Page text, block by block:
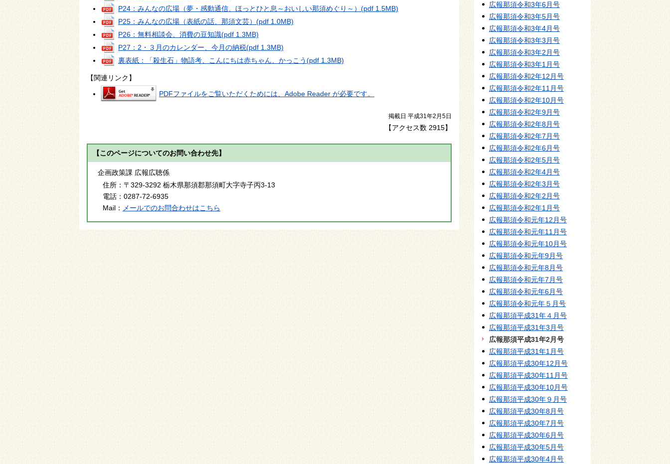
P24：みんなの広場（夢・感動通信、ほっとひと息～おいしい那須めぐり～） (pdf 1.5MB)
P25：みんなの広場（表紙の話、那須文芸） (pdf 1.0MB)
P26：無料相談会、消費の豆知識(pdf 1.3MB)
P27：2・３月のカレンダー、今月の納税(pdf 1.3MB)
裏表紙：「殺生石」物語考、こんにちは赤ちゃん、かっこう(pdf 1.3MB)
【関連リンク】
PDFファイルをご覧いただくためには、Adobe Reader が必要です。
掲載日 平成31年2月5日
【アクセス数 2915】
【このページについてのお問い合わせ先】
企画政策課 広報広聴係
住所： 〒329-3292 栃木県那須郡那須町大字寺子丙3-13
電話： 0287-72-6935
Mail：
メールでのお問合わせはこちら
広報那須令和3年6月号
広報那須令和3年5月号
広報那須令和3年4月号
広報那須令和3年3月号
広報那須令和3年2月号
広報那須令和3年1月号
広報那須令和2年12月号
広報那須令和2年11月号
広報那須令和2年10月号
広報那須令和2年9月号
広報那須令和2年8月号
広報那須令和2年7月号
広報那須令和2年6月号
広報那須令和2年5月号
広報那須令和2年4月号
広報那須令和2年3月号
広報那須令和2年2月号
広報那須令和2年1月号
広報那須令和元年12月号
広報那須令和元年11月号
広報那須令和元年10月号
広報那須令和元年9月号
広報那須令和元年8月号
広報那須令和元年7月号
広報那須令和元年6月号
広報那須令和元年５月号
広報那須平成31年４月号
広報那須平成31年3月号
広報那須平成31年2月号
広報那須平成31年1月号
広報那須平成30年12月号
広報那須平成30年11月号
広報那須平成30年10月号
広報那須平成30年９月号
広報那須平成30年8月号
広報那須平成30年7月号
広報那須平成30年6月号
広報那須平成30年5月号
広報那須平成30年4月号